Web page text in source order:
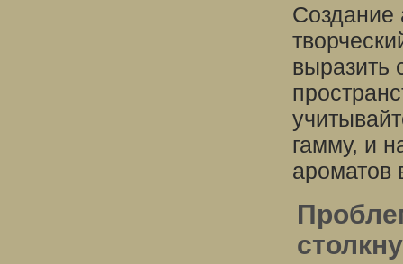
Создание
выразить
гамму, и
ароматов